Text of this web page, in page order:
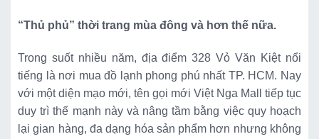
“Thủ phủ” thời trang mùa đông và hơn thế nữa.
Trong suốt nhiều năm, địa điểm 328 Vỏ Văn Kiệt nổi
tiếng là nơi mua đồ lạnh phong phú nhất TP. HCM. Nay
với một diện mạo mới, tên gọi mới Việt Nga Mall tiếp tục
duy trì thế mạnh này và nâng tầm bằng việc quy hoạch
lại gian hàng, đa dạng hóa sản phẩm hơn nhưng không